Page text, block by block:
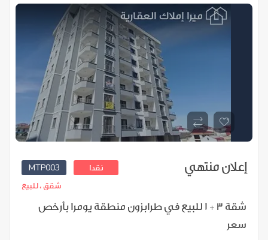
MTP003 نقدا إعلان منتهي
شقق ،للبيع
شقة 3 + 1 للبيع في طرابزون منطقة يومرا بأرخص
سعر